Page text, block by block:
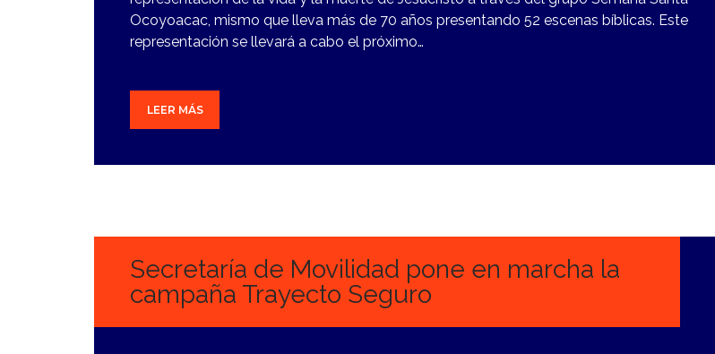
Ocoyoacac, mismo que lleva más de 70 años presentando 52 escenas bíblicas. Este
representación se llevará a cabo el próximo…
LEER MÁS
Secretaría de Movilidad pone en marcha la
campaña Trayecto Seguro